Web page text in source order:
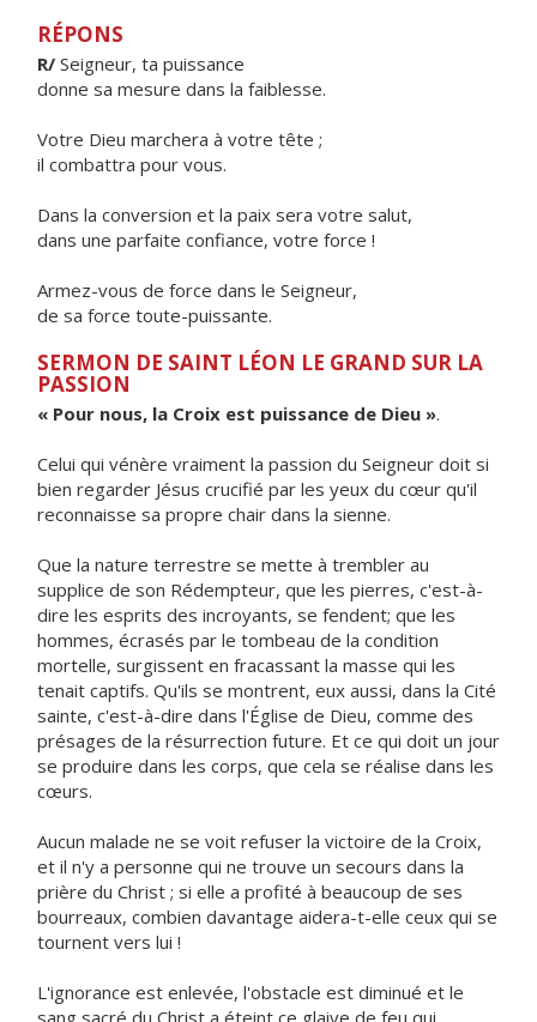
RÉPONS
R/ Seigneur, ta puissance
donne sa mesure dans la faiblesse.
Votre Dieu marchera à votre tête ;
il combattra pour vous.
Dans la conversion et la paix sera votre salut,
dans une parfaite confiance, votre force !
Armez-vous de force dans le Seigneur,
de sa force toute-puissante.
SERMON DE SAINT LÉON LE GRAND SUR LA
PASSION
« Pour nous, la Croix est puissance de Dieu ».
Celui qui vénère vraiment la passion du Seigneur doit si
bien regarder Jésus crucifié par les yeux du cœur qu'il
reconnaisse sa propre chair dans la sienne.
Que la nature terrestre se mette à trembler au
supplice de son Rédempteur, que les pierres, c'est-à-
dire les esprits des incroyants, se fendent; que les
hommes, écrasés par le tombeau de la condition
mortelle, surgissent en fracassant la masse qui les
tenait captifs. Qu'ils se montrent, eux aussi, dans la Cité
sainte, c'est-à-dire dans l'Église de Dieu, comme des
présages de la résurrection future. Et ce qui doit un jour
se produire dans les corps, que cela se réalise dans les
cœurs.
Aucun malade ne se voit refuser la victoire de la Croix,
et il n'y a personne qui ne trouve un secours dans la
prière du Christ ; si elle a profité à beaucoup de ses
bourreaux, combien davantage aidera-t-elle ceux qui se
tournent vers lui !
L'ignorance est enlevée, l'obstacle est diminué et le
sang sacré du Christ a éteint ce glaive de feu qui